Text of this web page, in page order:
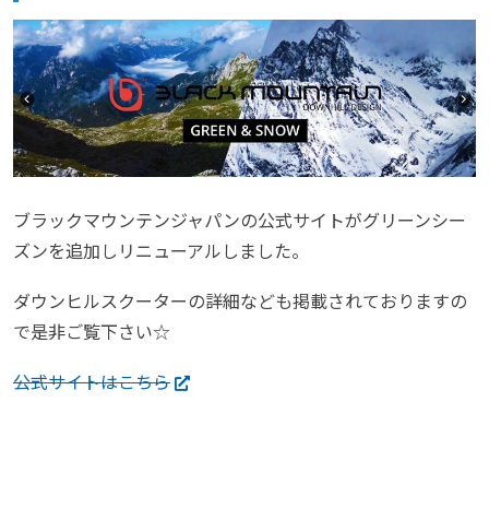
ブラックマウンテンジャパンの公式サイトがグリーンシー
ズンを追加しリニューアルしました。
ダウンヒルスクーターの詳細なども掲載されておりますの
で是非ご覧下さい☆
公式サイトはこちら